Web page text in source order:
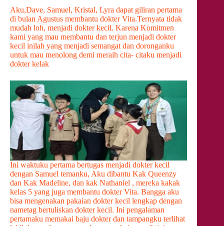
Aku,Dave, Samuel, Kristal, Lyra dapat giliran pertama
di bulan Agustus membantu dokter Vita.Ternyata tidak
mudah loh, menjadi dokter kecil. Karena Komitmen
kami yang mau membantu dan terjun menjadi dokter
kecil inilah yang menjadi semangat dan doronganku
untuk mau menolong demi meraih cita- citaku menjadi
dokter kelak
Ini waktuku pertama bertugas menjadi dokter kecil
dengan Samuel temanku, Aku dibantu Kak Queenzy
dan Kak Madeline, dan kak Nathaniel , mereka kakak
kelas 5 yang juga membantu dokter Vita. Bangga aku
bisa mengenakan pakaian dokter kecil lengkap dengan
nametag bertuliskan dokter kecil. Ini pengalaman
pertamaku memakai baju dokter dan tampangku terlihat